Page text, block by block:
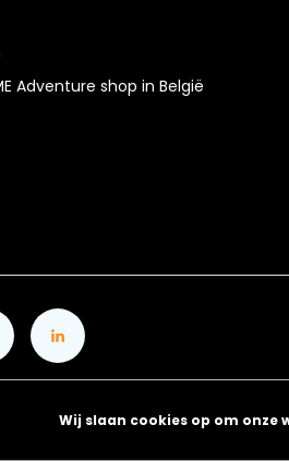
Adventure shop in België
Wij slaan cookies op om onze